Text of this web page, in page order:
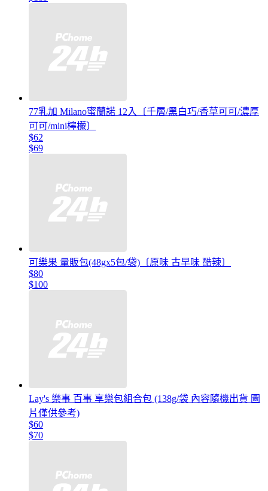
77乳加 Milano蜜蘭諾 12入〔千層/黑白巧/香草可可/濃厚
可可/mini檸檬〕
$62
$69
可樂果 量販包(48gx5包/袋)〔原味 古早味 酷辣〕
$80
$100
Lay's 樂事 百事 享樂包組合包 (138g/袋 內容隨機出貨 圖
片僅供參考)
$60
$70